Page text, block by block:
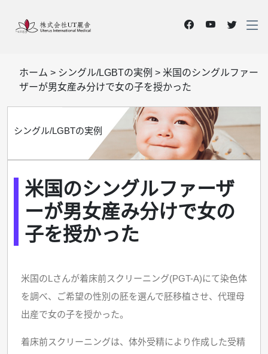
ホーム > シングル/LGBTの実例 > 米国のシングルファー
ザーが男女産み分けで女の子を授かった
シングル/LGBTの実例
米国のシングルファーザ
ーが男女産み分けで女の
子を授かった
米国のLさんが着床前スクリーニング(PGT-A)にて染色体
を調べ、ご希望の性別の胚を選んで胚移植させ、代理母
出産で女の子を授かった。
着床前スクリーニングは、体外受精により作成した受精